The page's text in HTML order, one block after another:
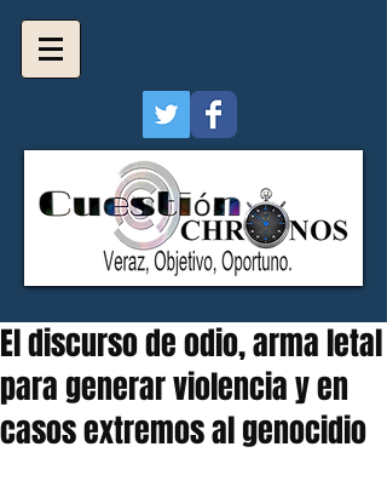
El discurso de odio, arma letal
para generar violencia y en
casos extremos al genocidio